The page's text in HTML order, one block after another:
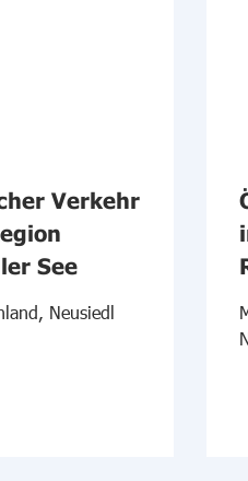
Verkehr
See
Neusiedl